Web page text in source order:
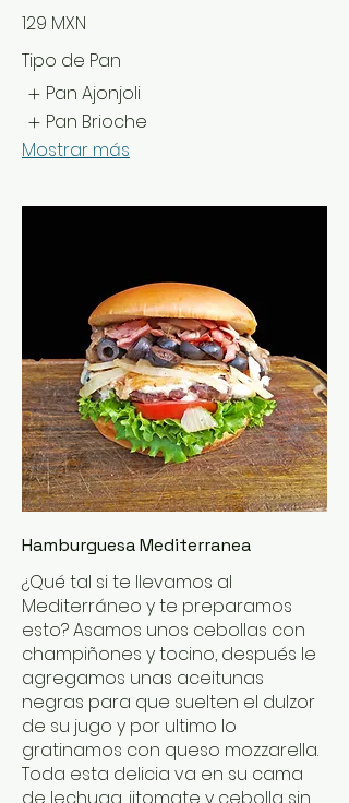
129 MXN
Tipo de Pan
Pan Ajonjoli
Pan Brioche
Mostrar más
Hamburguesa Mediterranea
¿Qué tal si te llevamos al
Mediterráneo y te preparamos
esto? Asamos unos cebollas con
champiñones y tocino, después le
agregamos unas aceitunas
negras para que suelten el dulzor
de su jugo y por ultimo lo
gratinamos con queso mozzarella.
Toda esta delicia va en su cama